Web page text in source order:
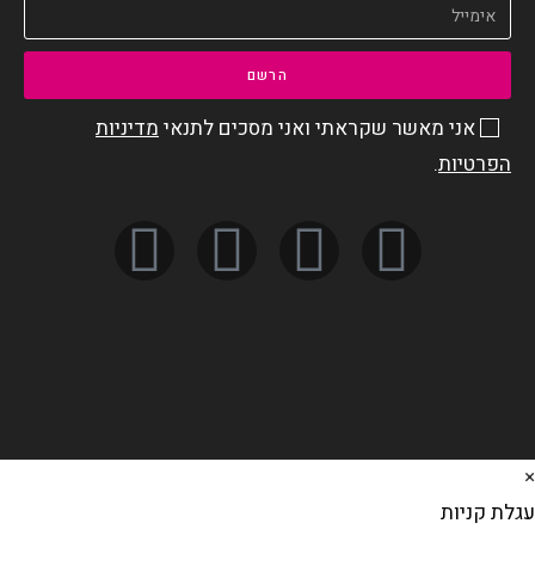
אני מאשר שקראתי ואני מסכים לתנאימדיניות
הפרטיות.
הרשם
×
עגלת קניות